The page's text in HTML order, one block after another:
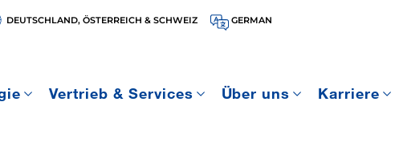
DEUTSCHLAND, ÖSTERREICH & SCHWEIZ GERMAN
Vertrieb & Services Über uns Karriere